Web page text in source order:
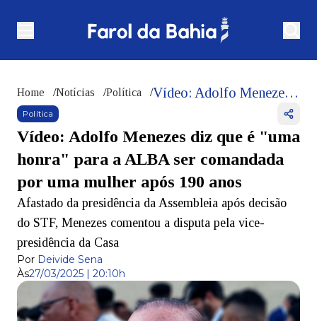
Home /Notícias /Política / Vídeo: Adolfo Menezes diz que é "uma honra" para a ALBA ser comandada por uma mulher após 190 anos
Política
Vídeo: Adolfo Menezes diz que é "uma
honra" para a ALBA ser comandada
por uma mulher após 190 anos
Afastado da presidência da Assembleia após decisão
do STF, Menezes comentou a disputa pela vice-
presidência da Casa
Por Deivide Sena
Às27/03/2025 | 20:10h